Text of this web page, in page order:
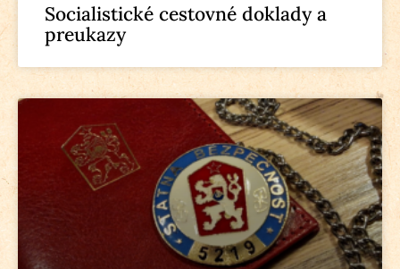
Socialistické cestovné doklady a
preukazy